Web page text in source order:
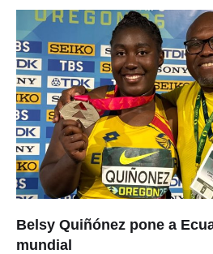
Belsy Quiñónez pone a
mundial